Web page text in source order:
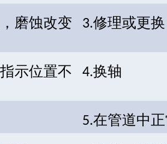
磨蚀改变
3.修理或更换
示位置不
4.换轴
5.在管道中